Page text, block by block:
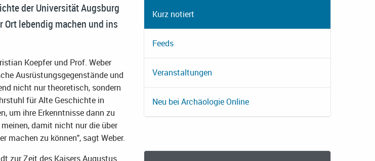
der Universität Augsburg
Ort lebendig machen und ins
Koepfer und Prof. Weber
Ausrüstungsgegenstände und
nicht nur theoretisch, sondern
für Alte Geschichte in
um ihre Erkenntnisse dann zu
damit nicht nur die über
machen zu können", sagt Weber.
zur Zeit des Kaisers Augustus
Kurz notiert
Feeds
Veranstaltungen
Neu bei Archäologie Online